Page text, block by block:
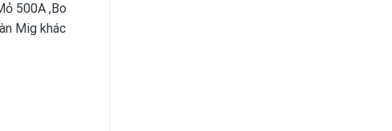
500A ,Bo
Mig khác